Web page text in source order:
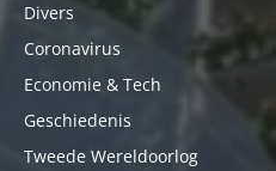
Divers
Coronavirus
Economie & Tech
Geschiedenis
Tweede Wereldoorlog